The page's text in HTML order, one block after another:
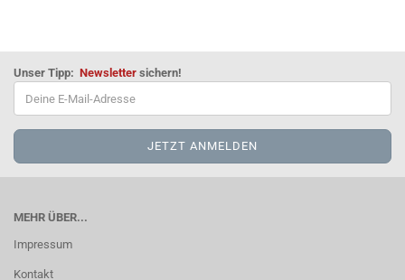
Unser Tipp: Newsletter sichern!
MEHR ÜBER...
Impressum
Kontakt